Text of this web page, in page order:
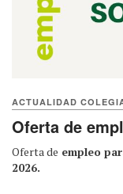
ACTUALIDAD
Oferta de
Oferta de empleo
2026.